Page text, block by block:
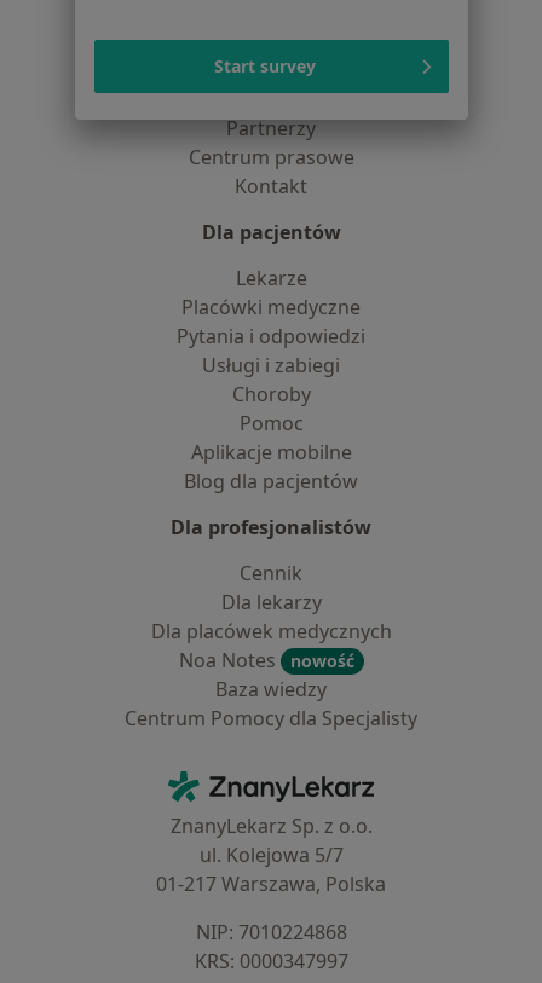
Dostępność
O nas
Praca Rekrutujemy!
Partnerzy
Centrum prasowe
Kontakt
Dla pacjentów
Lekarze
Placówki medyczne
Pytania i odpowiedzi
Usługi i zabiegi
Choroby
Pomoc
Aplikacje mobilne
Blog dla pacjentów
Dla profesjonalistów
Cennik
Dla lekarzy
Dla placówek medycznych
Noa Notes
nowość
Baza wiedzy
Centrum Pomocy dla Specjalisty
ZnanyLekarz - Strona główna
ZnanyLekarz Sp. z o.o.
ul. Kolejowa 5/7
01-217 Warszawa, Polska
NIP: ⁠7010224868
KRS: ⁠0000347997
Start survey